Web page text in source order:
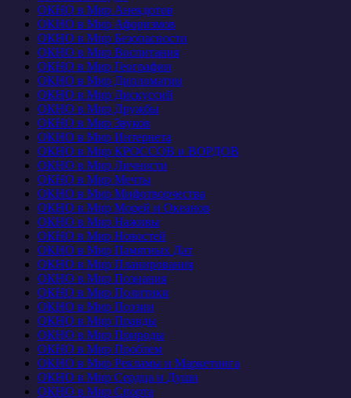
ОКНО в Мир Анекдотов
ОКНО в Мир Афоризмов
ОКНО в Мир Безопасности
ОКНО в Мир Воспитания
ОКНО в Мир Географии
ОКНО в Мир Дипломатии
ОКНО в Мир Дискуссий
ОКНО в Мир Дружбы
ОКНО в Мир Звуков
ОКНО в Мир Интернета
ОКНО в Мир КРОССОВ и ВОРДОВ
ОКНО в Мир Личности
ОКНО в Мир Мечты
ОКНО в Мир Мифотворчества
ОКНО в Мир Морей и Океанов
ОКНО в Мир Наживы
ОКНО в Мир Новостей
ОКНО в Мир Памятных Дат
ОКНО в Мир Планирования
ОКНО в Мир Познания
ОКНО в Мир Политики
ОКНО в Мир Поэзии
ОКНО в Мир Правды
ОКНО в Мир Природы
ОКНО в Мир Проблем
ОКНО в Мир Рекламы и Маркетинга
ОКНО в Мир Сердца и Души
ОКНО в Мир Спорта